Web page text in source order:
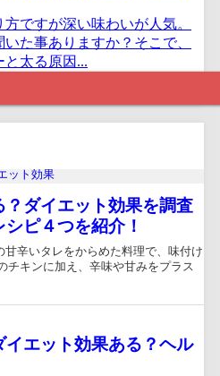
ですが深い味わいが人気。
た事ありますか？そこで、
太る原因...
ダイエット効果を調査
ピ４つを紹介！
辛いタレをからめた料理で、味付け
チキンに加え、辛味や甘みをプラス
エット効果ある？ヘル